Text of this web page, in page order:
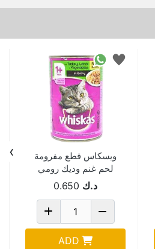
ويسكاس قطع مفرومة
لحم غنم وديك رومي
وخضار 400جم
د.ك 0.650
ADD
›